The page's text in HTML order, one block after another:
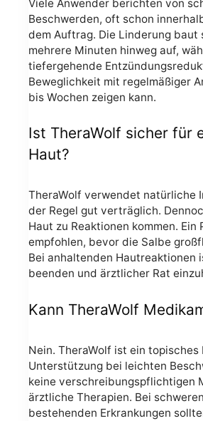
Viele Anwender berichten von
Beschwerden, oft schon
dem Auftrag. Die Linderung baut
mehrere Minuten hinweg auf,
tiefergehende
Beweglichkeit mit regelmäßiger
bis Wochen zeigen kann.
Ist TheraWolf sicher für
Haut?
TheraWolf verwendet natürliche
der Regel gut verträglich.
Haut zu Reaktionen kommen.
empfohlen, bevor die Salbe
Bei anhaltenden Hautreaktionen
beenden und ärztlicher Rat
Kann TheraWolf
Nein. TheraWolf ist ein topisches
Unterstützung bei leichten
keine verschreibungspflichtigen
ärztliche Therapien. Bei
bestehenden Erkrankungen